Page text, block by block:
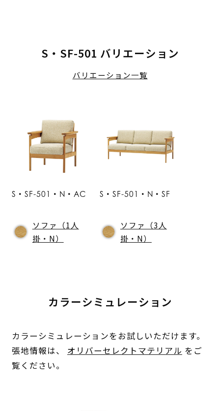
S・SF-501 バリエーション
バリエーション一覧
S・SF-501・N・AC
ソファ（1人
掛・N）
S・SF-501・N・SF
ソファ（3人
掛・N）
カラーシミュレーション
カラーシミュレーションをお試しいただけます。
張地情報は、 オリバーセレクトマテリアル をご
覧ください。